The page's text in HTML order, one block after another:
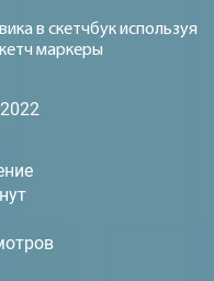
в скетчбук используя
маркеры